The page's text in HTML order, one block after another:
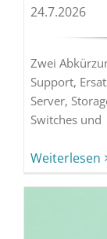
24.7.2026
Zwei
Support,
Server,
Switches und
Weiterlesen